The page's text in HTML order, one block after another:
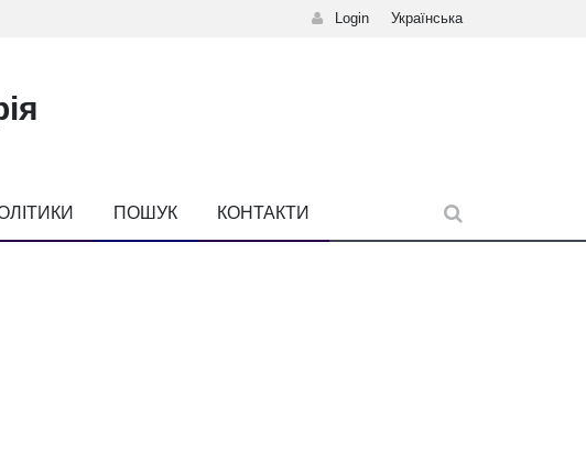
Login Українська
ПОШУК КОНТАКТИ